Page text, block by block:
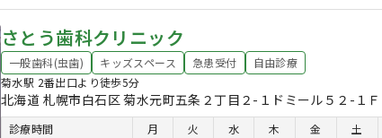
さとう歯科クリニック
一般歯科(虫歯) キッズスペース 急患受付
自由診療
菊水駅 2番出口より徒歩5分
北海道 札幌市白石区 菊水元町五条２丁目２-１ドミール５２-１Ｆ
診療時間 月 火 水 木 金 土